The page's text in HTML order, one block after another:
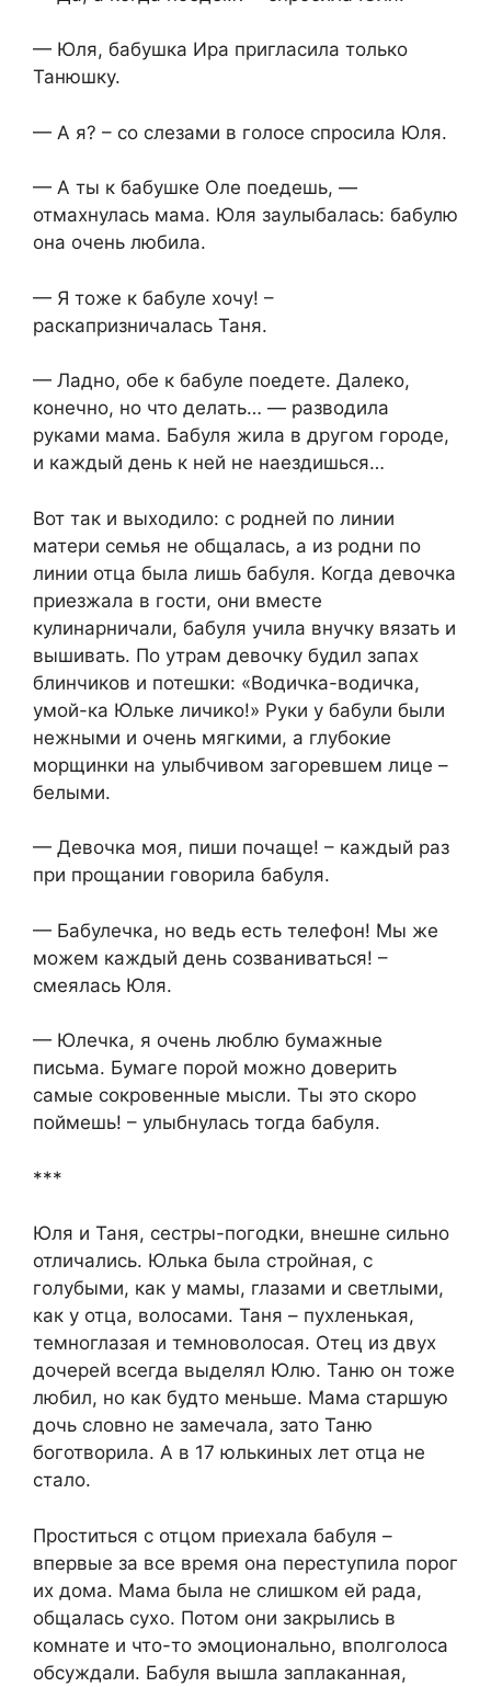
— Юля, бабушка Ира пригласила только
Танюшку.
— А я? – со слезами в голосе спросила Юля.
— А ты к бабушке Оле поедешь, —
отмахнулась мама. Юля заулыбалась: бабулю
она очень любила.
— Я тоже к бабуле хочу! –
раскапризничалась Таня.
— Ладно, обе к бабуле поедете. Далеко,
конечно, но что делать… — разводила
руками мама. Бабуля жила в другом городе,
и каждый день к ней не наездишься…
Вот так и выходило: с родней по линии
матери семья не общалась, а из родни по
линии отца была лишь бабуля. Когда девочка
приезжала в гости, они вместе
кулинарничали, бабуля учила внучку вязать и
вышивать. По утрам девочку будил запах
блинчиков и потешки: «Водичка-водичка,
умой-ка Юльке личико!» Руки у бабули были
нежными и очень мягкими, а глубокие
морщинки на улыбчивом загоревшем лице –
белыми.
— Девочка моя, пиши почаще! – каждый раз
при прощании говорила бабуля.
— Бабулечка, но ведь есть телефон! Мы же
можем каждый день созваниваться! –
смеялась Юля.
— Юлечка, я очень люблю бумажные
письма. Бумаге порой можно доверить
самые сокровенные мысли. Ты это скоро
поймешь! – улыбнулась тогда бабуля.
***
Юля и Таня, сестры-погодки, внешне сильно
отличались. Юлька была стройная, с
голубыми, как у мамы, глазами и светлыми,
как у отца, волосами. Таня – пухленькая,
темноглазая и темноволосая. Отец из двух
дочерей всегда выделял Юлю. Таню он тоже
любил, но как будто меньше. Мама старшую
дочь словно не замечала, зато Таню
боготворила. А в 17 юлькиных лет отца не
стало.
Проститься с отцом приехала бабуля –
впервые за все время она переступила порог
их дома. Мама была не слишком ей рада,
общалась сухо. Потом они закрылись в
комнате и что-то эмоционально, вполголоса
обсуждали. Бабуля вышла заплаканная,